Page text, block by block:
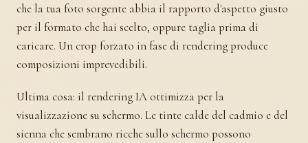
che la tua foto sorgente abbia il rapporto d'aspetto giusto
per il formato che hai scelto, oppure taglia prima di
caricare. Un crop forzato in fase di rendering produce
composizioni imprevedibili.
Ultima cosa: il rendering IA ottimizza per la
visualizzazione su schermo. Le tinte calde del cadmio e del
sienna che sembrano ricche sullo schermo possono